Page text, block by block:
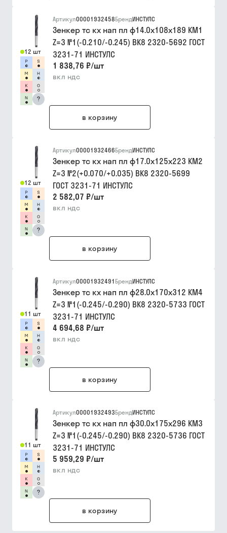
12 шт
?
Артикул00001932458БрендИНСТУЛС
Зенкер тс кх нап пл ф14.0х108х189 КМ1
Z=3 №1(-0.210/-0.245) ВК8 2320-5692 ГОСТ
3231-71 ИНСТУЛС
1 838,76 ₽/шт
вкл ндс
в корзину
12 шт
?
Артикул00001932466БрендИНСТУЛС
Зенкер тс кх нап пл ф17.0х125х223 КМ2
Z=3 №2(+0.070/+0.035) ВК8 2320-5699
ГОСТ 3231-71 ИНСТУЛС
2 582,07 ₽/шт
вкл ндс
в корзину
11 шт
?
Артикул00001932491 БрендИНСТУЛС
Зенкер тс кх нап пл ф28.0х170х312 КМ4
Z=3 №1(-0.245/-0.290) ВК8 2320-5733 ГОСТ
3231-71 ИНСТУЛС
4 694,68 ₽/шт
вкл ндс
в корзину
11 шт
?
Артикул00001932493БрендИНСТУЛС
Зенкер тс кх нап пл ф30.0х175х296 КМ3
Z=3 №1(-0.245/-0.290) ВК8 2320-5736 ГОСТ
3231-71 ИНСТУЛС
5 959,29 ₽/шт
вкл ндс
в корзину